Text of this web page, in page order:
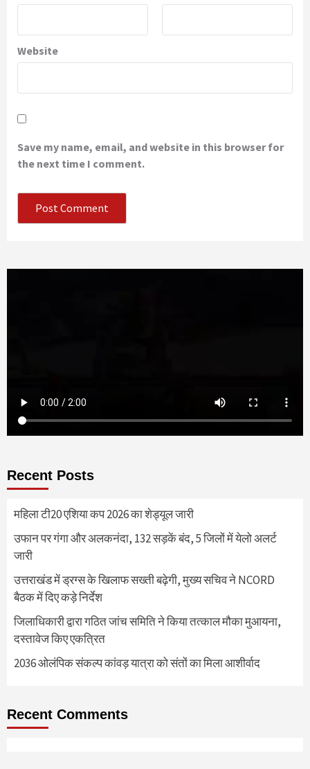
Website
Save my name, email, and website in this browser for
the next time I comment.
Recent Posts
महिला टी20 एशिया कप 2026 का शेड्यूल जारी
उफान पर गंगा और अलकनंदा, 132 सड़कें बंद, 5 जिलों में येलो अलर्ट
जारी
उत्तराखंड में ड्रग्स के खिलाफ सख्ती बढ़ेगी, मुख्य सचिव ने NCORD
बैठक में दिए कड़े निर्देश
जिलाधिकारी द्वारा गठित जांच समिति ने किया तत्काल मौका मुआयना,
दस्तावेज किए एकत्रित
2036 ओलंपिक संकल्प कांवड़ यात्रा को संतों का मिला आशीर्वाद
Recent Comments